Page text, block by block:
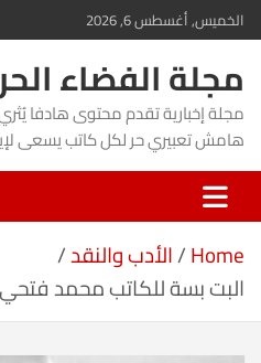
Skip
to
content
الخميس, أغسطس 6, 2026
مجلة الفضاء
مجلة إخبارية تقدم محتوى هادفا
هامش تعبيري حر لكل كاتب يسعى
Home الأدب والنقد
البت بسة للكاتب محمد